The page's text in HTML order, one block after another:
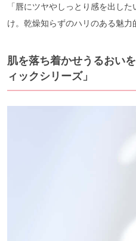
「唇にツヤやしっとり感を出し
け。乾燥知らずのハリのある魅
肌を落ち着かせうるおい
ィックシリーズ」